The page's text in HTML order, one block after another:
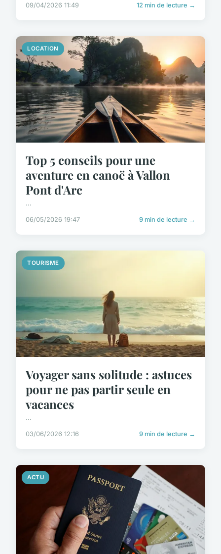
09/04/2026 11:49 12 min de lecture →
LOCATION
Top 5 conseils pour une
aventure en canoë à Vallon
Pont d'Arc
...
06/05/2026 19:47 9 min de lecture →
TOURISME
Voyager sans solitude : astuces
pour ne pas partir seule en
vacances
...
03/06/2026 12:16 9 min de lecture →
ACTU